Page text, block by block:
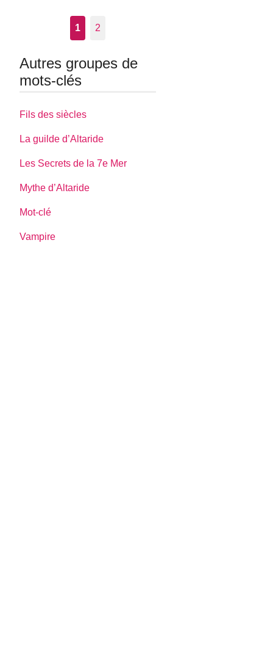
1 2
Autres groupes de
mots-clés
Fils des siècles
La guilde d’Altaride
Les Secrets de la 7e Mer
Mythe d’Altaride
Mot-clé
Vampire